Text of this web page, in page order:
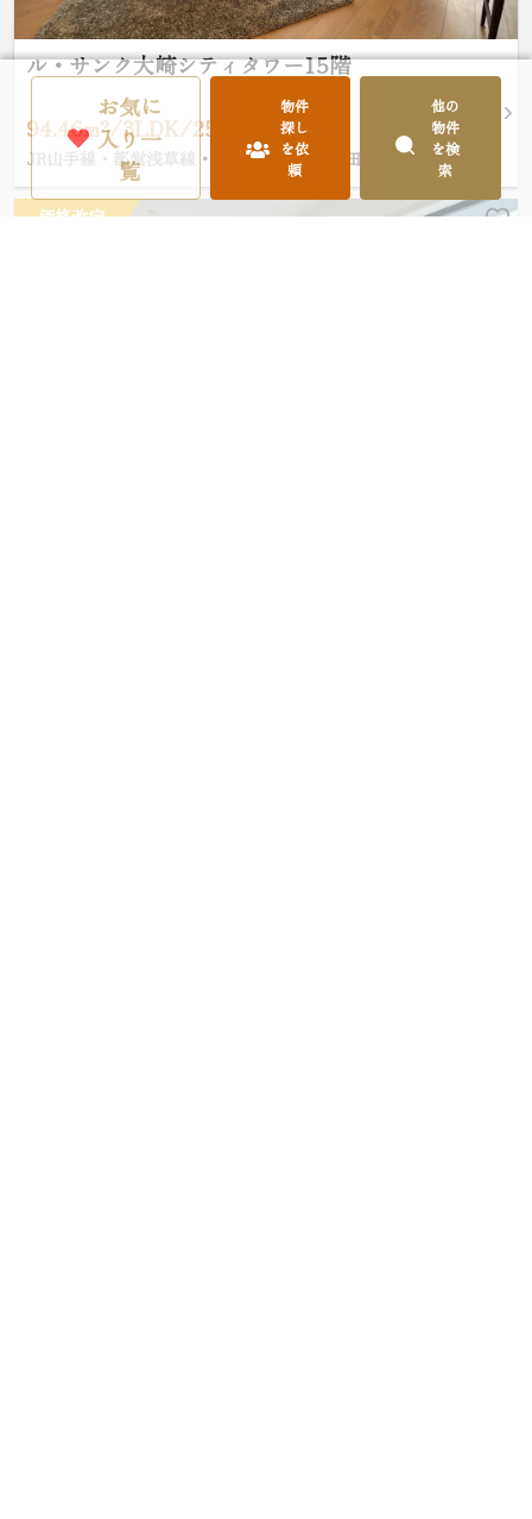
ル・サンク大崎シティタワー15階
94.46m²/3LDK/25,980万円
JR山手線・都営浅草線・東急池上線「五反田」駅 徒歩5分
価格改定
お気に
入り一
覧
物件
探し
を依
頼
他の
物件
を検
索